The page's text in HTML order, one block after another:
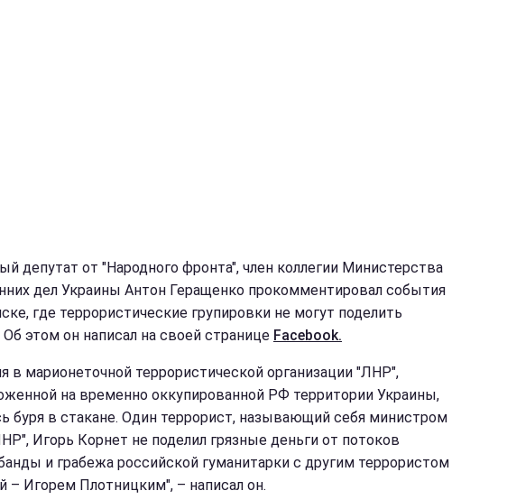
депутат от "Народного фронта", член коллегии Министерства
дел Украины Антон Геращенко прокомментировал события
где террористические групировки не могут поделить
Об этом он написал на своей странице Facebook.
в марионеточной террористической организации "ЛНР",
на временно оккупированной РФ территории Украины,
буря в стакане. Один террорист, называющий себя министром
Игорь Корнет не поделил грязные деньги от потоков
и грабежа российской гуманитарки с другим террористом
– Игорем Плотницким", – написал он.